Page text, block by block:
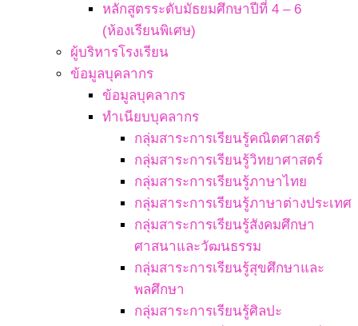
หลักสูตรระดับมัธยมศึกษาปีที่ 4 – 6
(ห้องเรียนพิเศษ)
ผู้บริหารโรงเรียน
ข้อมูลบุคลากร
ข้อมูลบุคลากร
ทำเนียบบุคลากร
กลุ่มสาระการเรียนรู้คณิตศาสตร์
กลุ่มสาระการเรียนรู้วิทยาศาสตร์
กลุ่มสาระการเรียนรู้ภาษาไทย
กลุ่มสาระการเรียนรู้ภาษาต่างประเทศ
กลุ่มสาระการเรียนรู้สังคมศึกษา
ศาสนาและวัฒนธรรม
กลุ่มสาระการเรียนรู้สุขศึกษาและ
พลศึกษา
กลุ่มสาระการเรียนรู้ศิลปะ